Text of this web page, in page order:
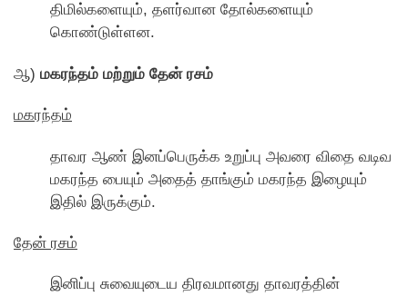
திமில்களையும், தளர்வான தோல்களையும்
கொண்டுள்ளன.
ஆ) மகரந்தம் மற்றும் தேன் ரசம்
மகரந்தம்
தாவர ஆண் இனப்பெருக்க உறுப்பு அவரை விதை வடிவ
மகரந்த பையும் அதைத் தாங்கும் மகரந்த இழையும்
இதில் இருக்கும்.
தேன் ரசம்
இனிப்பு சுவையுடைய திரவமானது தாவரத்தின்